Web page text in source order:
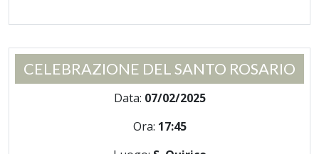
CELEBRAZIONE DEL SANTO ROSARIO
Data: 07/02/2025
Ora: 17:45